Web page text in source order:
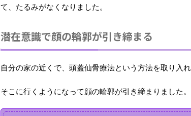
て、たるみがなくなりました。
潜在意識で顔の輪郭が引き締まる
自分の家の近くで、 頭蓋仙骨療法という方法を取り入
そこに行くようになって顔の輪郭が引き締まりました。